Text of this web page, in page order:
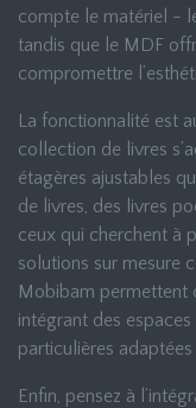
compte le matériel -
tandis que le MDF
compromettre
La fonctionnalité est
collection de livres
étagères ajustables
de livres, des livres
ceux qui cherchent à
solutions sur mesure
Mobibam permettent
intégrant des
particulières
Enfin, pensez à